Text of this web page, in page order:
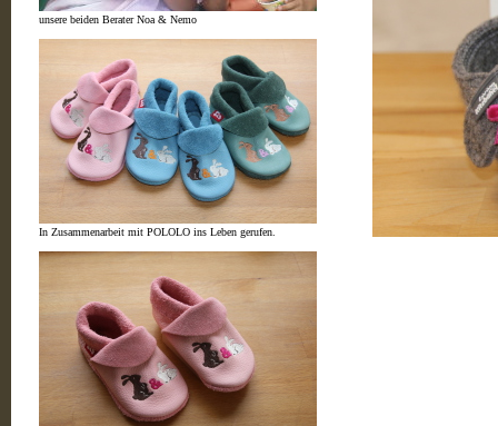
unsere beiden Berater Noa & Nemo
In Zusammenarbeit mit POLOLO ins Leben gerufen.